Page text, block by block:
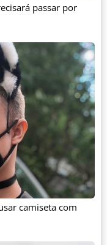
passar por
camiseta com